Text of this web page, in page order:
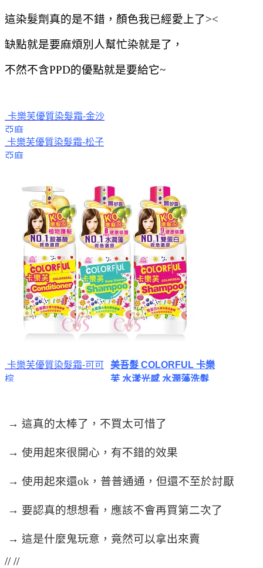
這染髮劑真的是不錯，顏色我已經愛上了><
缺點就是要麻煩別人幫忙染就是了，
不然不含PPD的優點就是要給它~
卡樂芙優質染髮霜-金沙
亞麻
卡樂芙優質染髮霜-松子
亞麻
卡樂芙優質染髮霜-可可
棕
美吾髮 COLORFUL 卡樂
芙 水漾光感 水潤藻洗髮
→ 這真的太棒了，不買太可惜了
→ 使用起來很開心，有不錯的效果
→ 使用起來還ok，普普通通，但還不至於討厭
→ 要認真的想想看，應該不會再買第二次了
→ 這是什麼鬼玩意，竟然可以拿出來賣
// //